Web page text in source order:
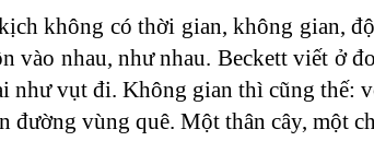
không có thời gian, không gian,
vào nhau, như nhau. Beckett viết ở
như vụt đi. Không gian thì cũng thế:
đường vùng quê. Một thân cây, một